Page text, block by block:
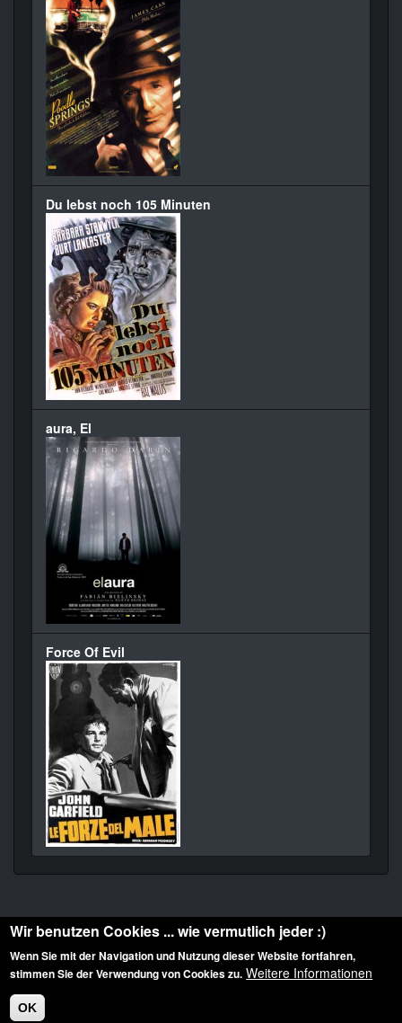
Du lebst noch 105 Minuten
aura, El
Force Of Evil
Diese Website ist urheberrechtlich geschützt: © 2010-2026 der Film Noir de. Alle
Rechte vorbehalten.
Wir benutzen Cookies ... wie vermutlich jeder :)
Wenn Sie mit der Navigation und Nutzung dieser Website fortfahren,
stimmen Sie der Verwendung von Cookies zu. Weitere Informationen
OK